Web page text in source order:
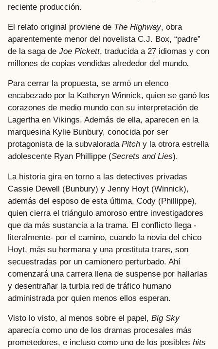
reciente producción.
El relato original proviene de The Highway, obra
aparentemente menor del novelista C.J. Box, “padre”
de la saga de Joe Pickett, traducida a 27 idiomas y con
millones de copias vendidas alrededor del mundo.
Para cerrar la propuesta, se armó un elenco
encabezado por la Katheryn Winnick, quien se ganó los
corazones de medio mundo con su interpretación de
Lagertha en Vikings. Además de ella, aparecen en la
marquesina Kylie Bunbury, conocida por ser
protagonista de la subvalorada Pitch y la otrora estrella
adolescente Ryan Phillippe (Secrets and Lies).
La historia gira en torno a las detectives privadas
Cassie Dewell (Bunbury) y Jenny Hoyt (Winnick),
además del esposo de esta última, Cody (Phillippe),
quien cierra el triángulo amoroso entre investigadores
que da más sustancia a la trama. El conflicto llega -
literalmente- por el camino, cuando la novia del chico
Hoyt, más su hermana y una prostituta trans, son
secuestradas por un camionero perturbado. Ahí
comenzará una carrera llena de suspense por hallarlas
y desentrañar la turbia red de tráfico humano
administrada por quien menos ellos esperan.
Visto lo visto, al menos sobre el papel, Big Sky
aparecía como uno de los dramas procesales más
prometedores, e incluso como uno de los posibles hits